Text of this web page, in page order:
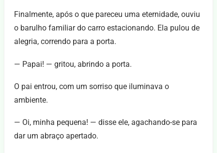
Finalmente, após o que pareceu uma eternidade, ouviu
o barulho familiar do carro estacionando. Ela pulou de
alegria, correndo para a porta.
— Papai! — gritou, abrindo a porta.
O pai entrou, com um sorriso que iluminava o
ambiente.
— Oi, minha pequena! — disse ele, agachando-se para
dar um abraço apertado.